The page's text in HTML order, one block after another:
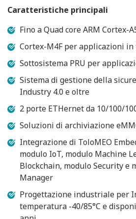
Caratteristiche principali
Fino a Quad core ARM Cortex-
Cortex-M4F per applicazioni
Sottosistema PRU per
Sistema di gestione della
Industry 4.0 e oltre
2 porte ETHernet da 10/100/
Soluzioni di archiviazione
Integrazione di ToloMEO
modulo IoT, modulo Machine
Blockchain, modulo Security e
Manager
Progettazione industriale per
temperatura -40/85°C e